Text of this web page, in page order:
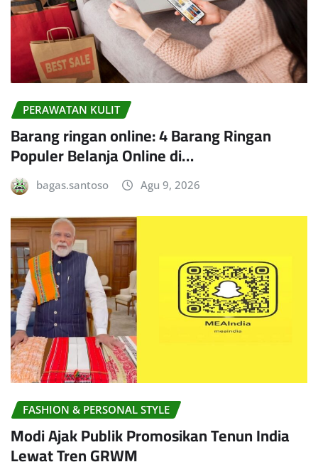
PERAWATAN KULIT
Barang ringan online: 4 Barang Ringan
Populer Belanja Online di…
bagas.santoso Agu 9, 2026
FASHION & PERSONAL STYLE
Modi Ajak Publik Promosikan Tenun India
Lewat Tren GRWM